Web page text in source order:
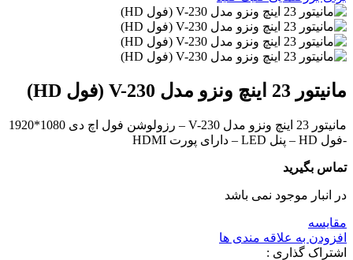
مانیتور 23 اینچ ونزو مدل V-230 (فول HD)
مانیتور 23 اینچ ونزو مدل V-230 – رزولوشن فول اچ دی 1080*1920
-فول HD – پنل LED – دارای پورت HDMI
تماس بگیرید
در انبار موجود نمی باشد
مقایسه
افزودن به علاقه مندی ها
اشتراک گذاری :